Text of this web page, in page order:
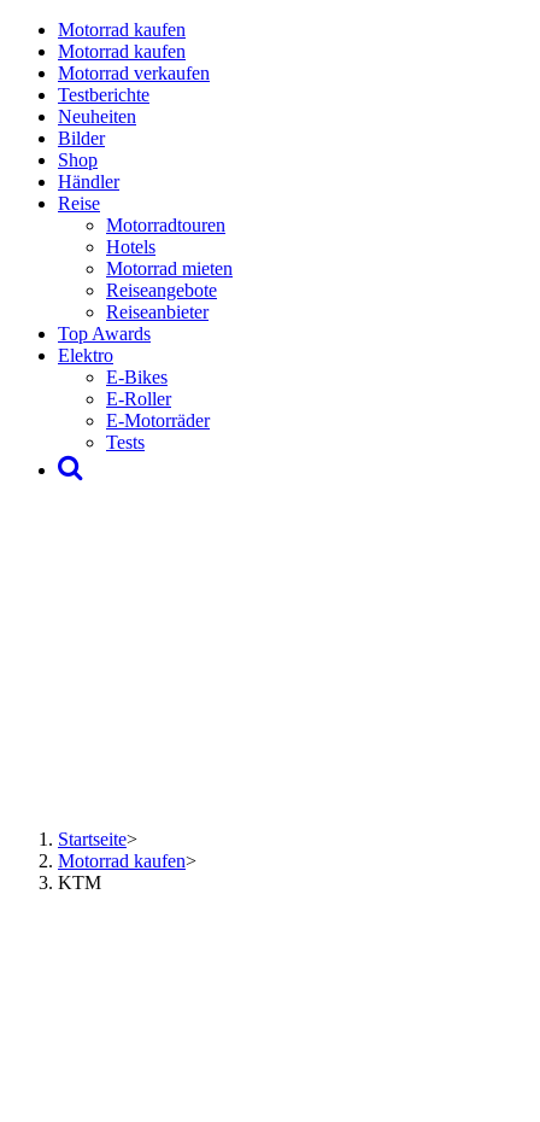
Motorrad kaufen
Motorrad kaufen
Motorrad verkaufen
Testberichte
Neuheiten
Bilder
Shop
Händler
Reise
Motorradtouren
Hotels
Motorrad mieten
Reiseangebote
Reiseanbieter
Top Awards
Elektro
E-Bikes
E-Roller
E-Motorräder
Tests
Startseite>
Motorrad kaufen>
KTM